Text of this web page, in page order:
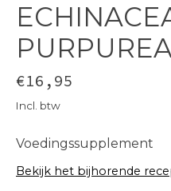
€16,95
Incl. btw
Voedingssupplement
Bekijk het bijhorende